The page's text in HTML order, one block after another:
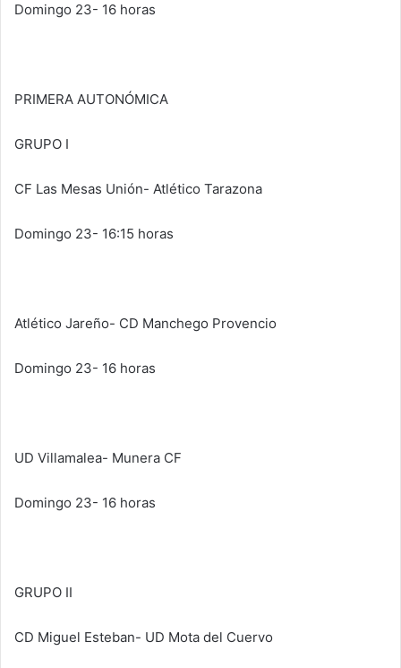
Domingo 23- 16 horas
PRIMERA AUTONÓMICA
GRUPO I
CF Las Mesas Unión- Atlético Tarazona
Domingo 23- 16:15 horas
Atlético Jareño- CD Manchego Provencio
Domingo 23- 16 horas
UD Villamalea- Munera CF
Domingo 23- 16 horas
GRUPO II
CD Miguel Esteban- UD Mota del Cuervo